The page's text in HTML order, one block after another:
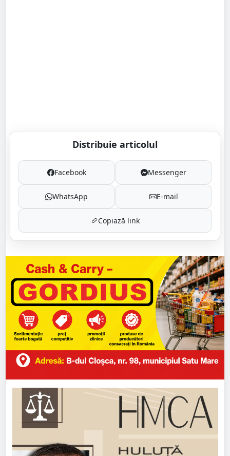
Distribuie articolul
Facebook Messenger
WhatsApp E-mail
Copiază link